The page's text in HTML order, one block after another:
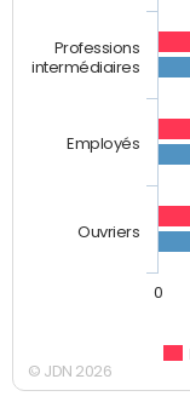
Professions
intermédiaires
Employés
Ouvriers
0
© JDN 2026